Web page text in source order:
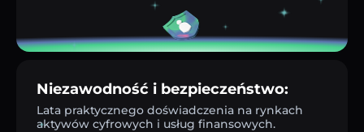
Niezawodność i bezpieczeństwo:
Lata praktycznego doświadczenia na rynkach
aktywów cyfrowych i usług finansowych.